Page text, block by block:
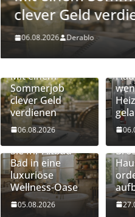
gelaufen ist
06.08.2026 Derablo
Mit einem
Sommerjob
clever Geld
verdienen
06.08.2026
So verwandeln
Sie Ihr Altbau-
Bad in eine
luxuriöse
Wellness-Oase
05.08.2026